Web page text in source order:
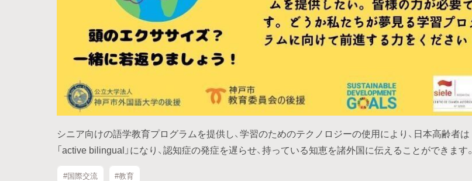
シニア向けの語学教育プログラムを提供し、学習のためのテクノロジーの使用により、日本高齢者は
「active bilingual」になり、認知症の発症を遅らせ、持っている知恵を諸外国に伝えることができます。
#国際交流 #教育